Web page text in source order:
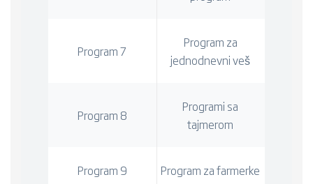
Program 7
Program za
jednodnevni veš
Program 8
Programi sa
tajmerom
Program 9 Program za farmerke